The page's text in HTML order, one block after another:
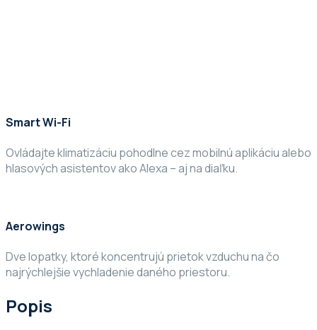
Smart Wi-Fi
Ovládajte klimatizáciu pohodlne cez mobilnú aplikáciu alebo
hlasových asistentov ako Alexa – aj na diaľku.
Aerowings
Dve lopatky, ktoré koncentrujú prietok vzduchu na čo
najrýchlejšie vychladenie daného priestoru.
Popis